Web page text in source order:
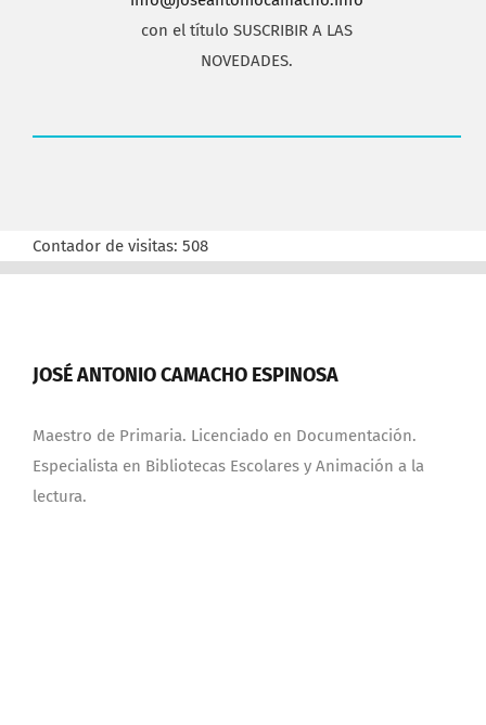
con el título SUSCRIBIR A LAS
NOVEDADES.
Contador de visitas: 508
JOSÉ ANTONIO CAMACHO ESPINOSA
Maestro de Primaria. Licenciado en Documentación.
Especialista en Bibliotecas Escolares y Animación a la
lectura.